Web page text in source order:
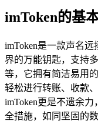
imToken的基
imToken是一款声名
界的万能钥匙，支持
等，它拥有简洁易用
轻松进行转账、收款
imToken更是不遗余
全措施，如同坚固的